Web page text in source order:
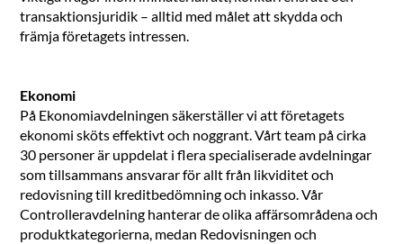
transaktionsjuridik – alltid med målet att skydda och
främja företagets intressen.
Ekonomi
På Ekonomiavdelningen säkerställer vi att företagets
ekonomi sköts effektivt och noggrant. Vårt team på cirka
30 personer är uppdelat i flera specialiserade avdelningar
som tillsammans ansvarar för allt från likviditet och
redovisning till kreditbedömning och inkasso. Vår
Controlleravdelning hanterar de olika affärsområdena och
produktkategorierna, medan Redovisningen och